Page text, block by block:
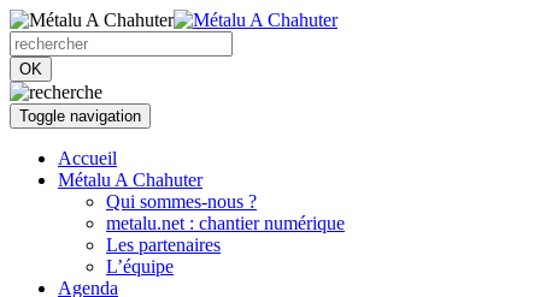
OK
Toggle navigation
Accueil
Métalu A Chahuter
Qui sommes-nous ?
metalu.net : chantier numérique
Les partenaires
L’équipe
Agenda